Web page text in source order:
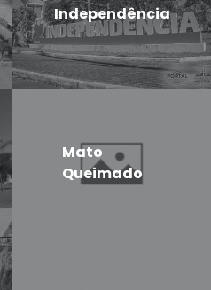
Independência
Mato
Queimado